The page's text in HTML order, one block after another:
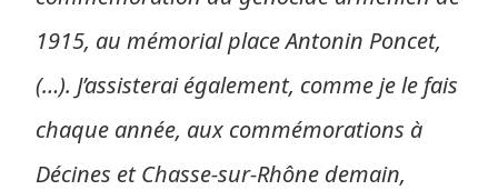
1915, au mémorial place Antonin Poncet,
(…). J’assisterai également, comme je le fais
chaque année, aux commémorations à
Décines et Chasse-sur-Rhône demain,